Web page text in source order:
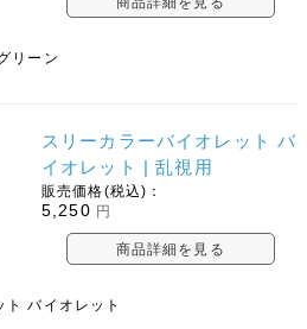
リーン
スリーカラーバイオレット バ
イオレット | 乱視用
販売価格(税込)：
5,250 円
商品詳細を見る
バイオレット